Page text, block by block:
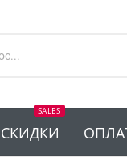
СКИДКИ
SALES